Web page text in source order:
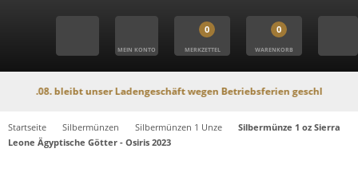
MEIN KONTO
0
MERKZETTEL
0
WARENKORB
bleibt unser Ladengeschäft wegen Betriebsferien geschlossen. In
Startseite Silbermünzen Silbermünzen 1 Unze
Silbermünze 1 oz Sierra
Leone Ägyptische Götter - Osiris 2023